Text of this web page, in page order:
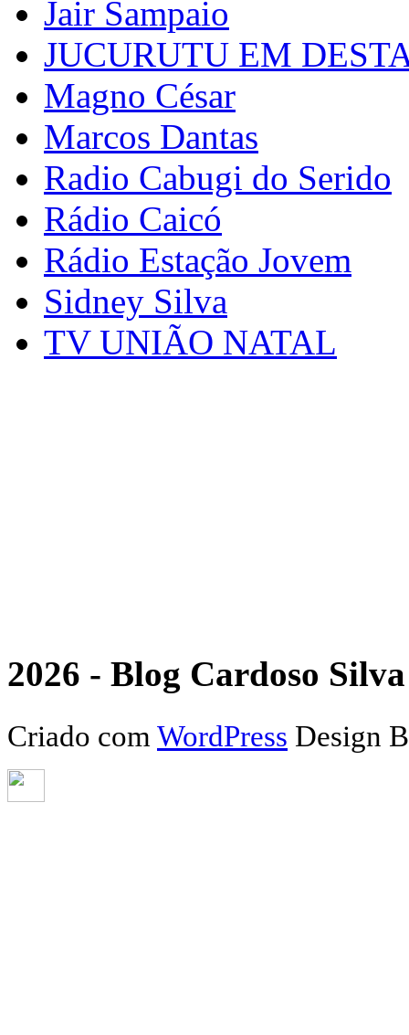
Jair Sampaio
JUCURUTU EM
Magno César
Marcos Dantas
Radio Cabugi do Serido
Rádio Caicó
Rádio Estação Jovem
Sidney Silva
TV UNIÃO NATAL
2026 - Blog Cardoso
Criado com WordPress Design